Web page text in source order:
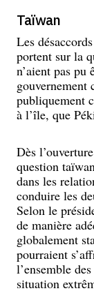
Taïwan
Les
portent sur la
n’aient pas
gouvernement
publiquement
à l’île, que
Dès
question
dans les
conduire les
Selon le
de manière
globalement
pourraient
l’ensemble
situation